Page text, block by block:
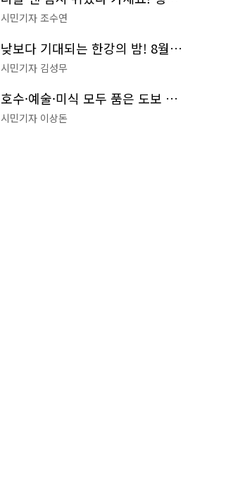
시민기자 조수연
낮보다 기대되는 한강의 밤! 8월 한정 무료 '한강 밤핑' 예약은?
시민기자 김성무
호수·예술·미식 모두 품은 도보 코스! 서울식물원~LG아트센터~마곡테라스거리
시민기자 이상돈